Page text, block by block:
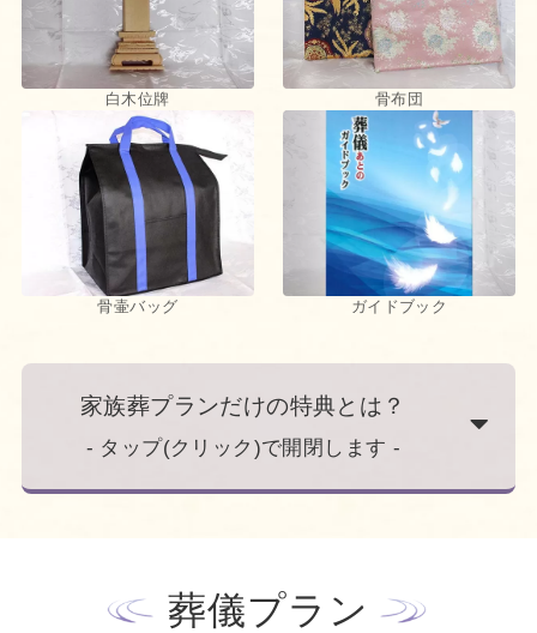
白木位牌 骨布団
骨壷バッグ ガイドブック
家族葬プランだけの特典とは？
- タップ(クリック)で開閉します -
葬儀プラン